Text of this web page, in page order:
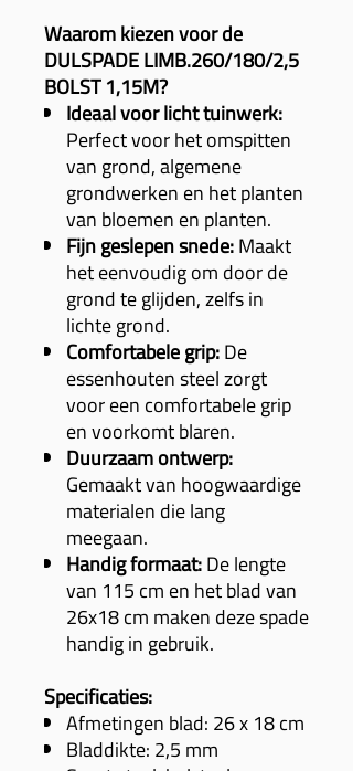
Waarom kiezen voor de
DULSPADE LIMB.260/180/2,5
BOLST 1,15M?
Ideaal voor licht tuinwerk:
Perfect voor het omspitten
van grond, algemene
grondwerken en het planten
van bloemen en planten.
Fijn geslepen snede:Maakt
het eenvoudig om door de
grond te glijden, zelfs in
lichte grond.
Comfortabele grip:De
essenhouten steel zorgt
voor een comfortabele grip
en voorkomt blaren.
Duurzaam ontwerp:
Gemaakt van hoogwaardige
materialen die lang
meegaan.
Handig formaat:De lengte
van 115 cm en het blad van
26x18 cm maken deze spade
handig in gebruik.
Specificaties:
Afmetingen blad: 26 x 18 cm
Bladdikte: 2,5 mm